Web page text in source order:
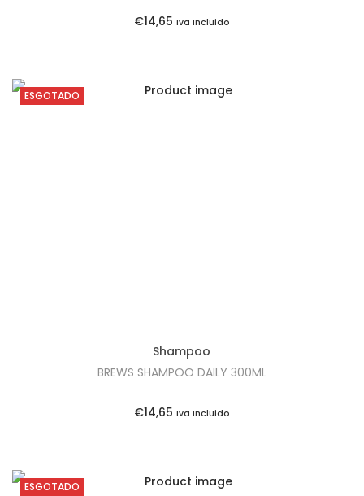
4
3
€14,65 Iva Incluido
ESGOTADO
Shampoo
BREWS SHAMPOO DAILY 300ML
€14,65 Iva Incluido
ESGOTADO